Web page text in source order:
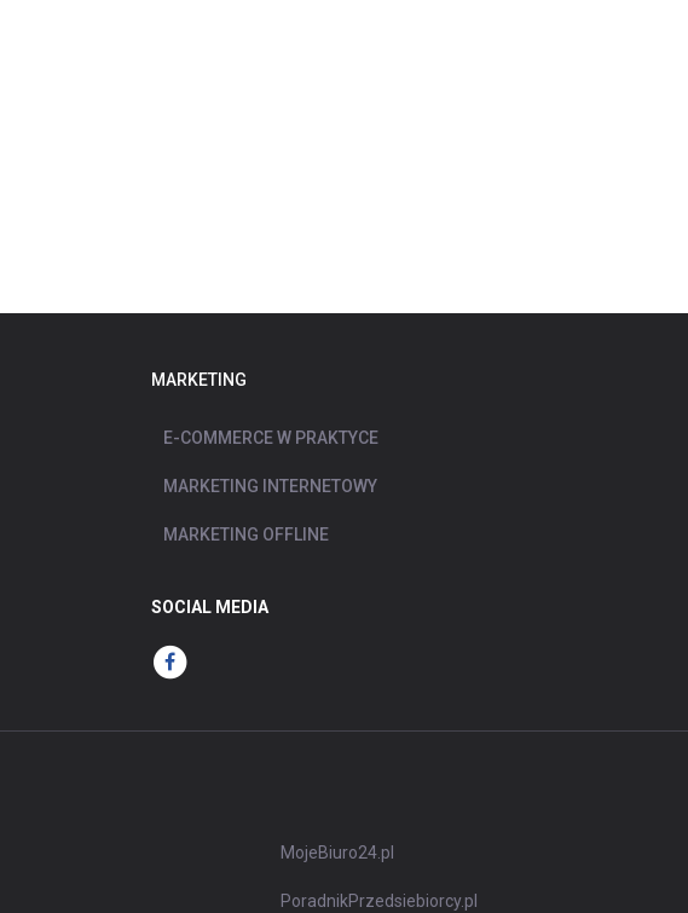
MARKETING
E-COMMERCE W PRAKTYCE
MARKETING INTERNETOWY
MARKETING OFFLINE
SOCIAL MEDIA
MojeBiuro24.pl
PoradnikPrzedsiebiorcy.pl